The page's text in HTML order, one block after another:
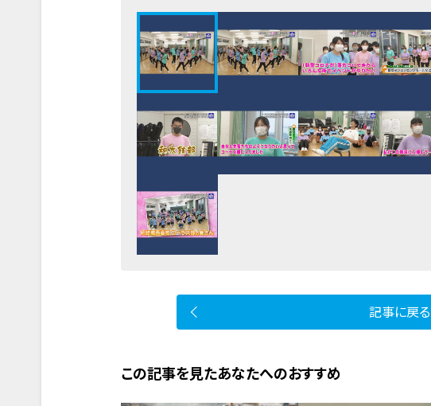
記事に戻る
この記事を見たあなたへのおすすめ